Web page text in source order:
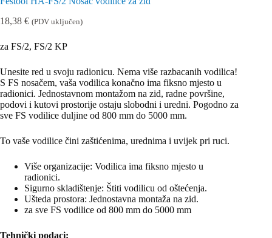
18,38 € (PDV uključen)
za FS/2, FS/2 KP
Unesite red u svoju radionicu. Nema više razbacanih vodilica!
S FS nosačem, vaša vodilica konačno ima fiksno mjesto u
radionici. Jednostavnom montažom na zid, radne površine,
podovi i kutovi prostorije ostaju slobodni i uredni. Pogodno za
sve FS vodilice duljine od 800 mm do 5000 mm.
To vaše vodilice čini zaštićenima, urednima i uvijek pri ruci.
Više organizacije: Vodilica ima fiksno mjesto u
radionici.
Sigurno skladištenje: Štiti vodilicu od oštećenja.
Ušteda prostora: Jednostavna montaža na zid.
za sve FS vodilice od 800 mm do 5000 mm
Tehnički podaci: